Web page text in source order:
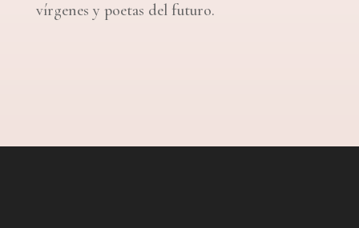
vírgenes y poetas del futuro.